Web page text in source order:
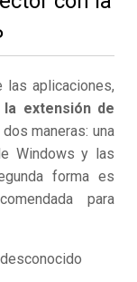
las aplicaciones,
la extensión de
maneras: una
Windows y las
forma es
para